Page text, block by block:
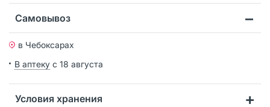
Самовывоз
в Чебоксарах
В аптеку с 18 августа
Условия хранения